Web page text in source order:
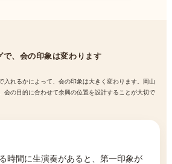
で、会の印象は変わります
入れるかによって、会の印象は大きく変わります。岡山
会の目的に合わせて余興の位置を設計することが大切で
時間に生演奏があると、第一印象が